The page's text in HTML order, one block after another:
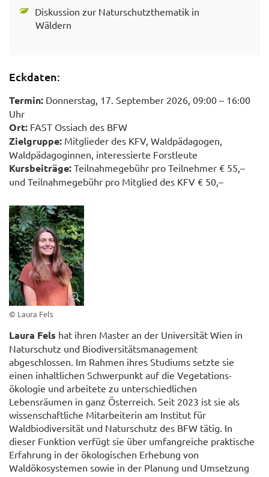
Diskussion zur Naturschutzthematik in
Wäldern
Eckdaten:
Termin: Donnerstag, 17. September 2026, 09:00 – 16:00
Uhr
Ort: FAST Ossiach des BFW
Zielgruppe: Mitglieder des KFV, Waldpädagogen,
Waldpädagoginnen, interessierte Forstleute
Kursbeiträge: Teilnahmegebühr pro Teilnehmer € 55,–
und Teilnahmegebühr pro Mitglied des KFV € 50,–
© Laura Fels
Laura Fels hat ihren Master an der Universität Wien in
Naturschutz und Biodiversitätsmanagement
abgeschlossen. Im Rahmen ihres Studiums setzte sie
einen inhaltlichen Schwerpunkt auf die Vegetations-
ökologie und arbeitete zu unterschiedlichen
Lebensräumen in ganz Österreich. Seit 2023 ist sie als
wissenschaftliche Mitarbeiterin am Institut für
Waldbiodiversität und Naturschutz des BFW tätig. In
dieser Funktion verfügt sie über umfangreiche praktische
Erfahrung in der ökologischen Erhebung von
Waldökosystemen sowie in der Planung und Umsetzung